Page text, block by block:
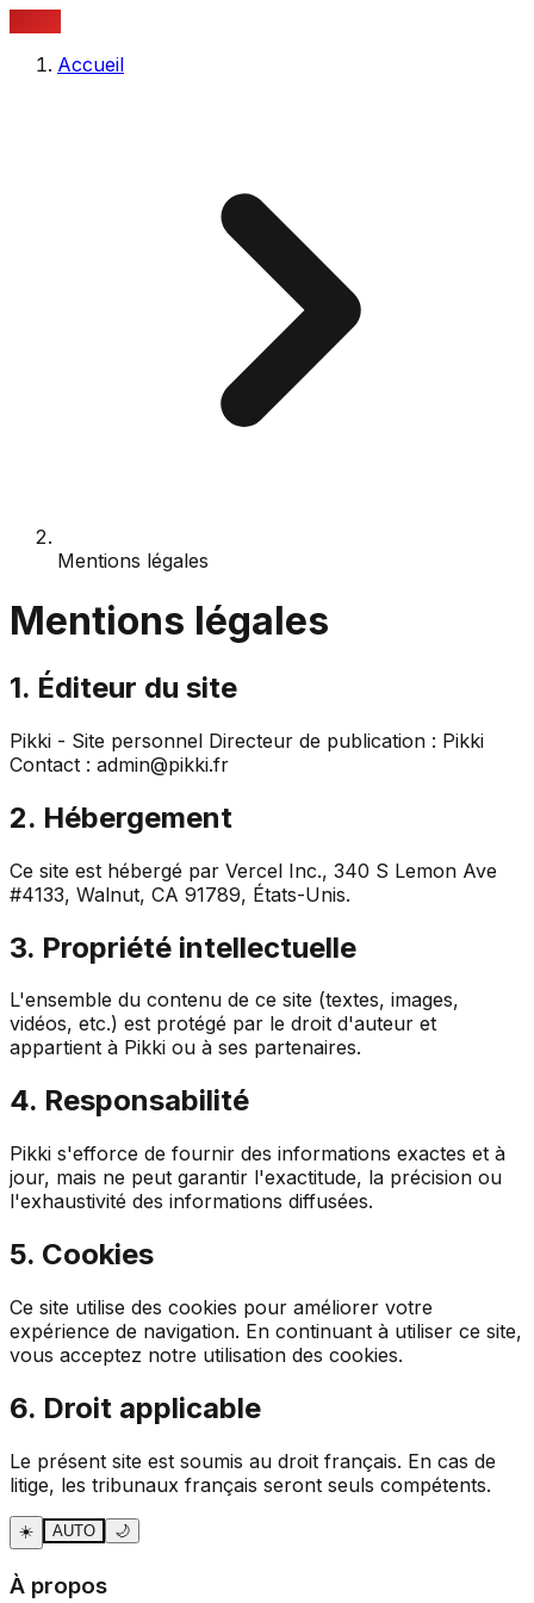
Accueil
Mentions légales
Mentions légales
1. Éditeur du site
Pikki - Site personnel Directeur de publication : Pikki
Contact : admin@pikki.fr
2. Hébergement
Ce site est hébergé par Vercel Inc., 340 S Lemon Ave
#4133, Walnut, CA 91789, États-Unis.
3. Propriété intellectuelle
L'ensemble du contenu de ce site (textes, images,
vidéos, etc.) est protégé par le droit d'auteur et
appartient à Pikki ou à ses partenaires.
4. Responsabilité
Pikki s'efforce de fournir des informations exactes et à
jour, mais ne peut garantir l'exactitude, la précision ou
l'exhaustivité des informations diffusées.
5. Cookies
Ce site utilise des cookies pour améliorer votre
expérience de navigation. En continuant à utiliser ce site,
vous acceptez notre utilisation des cookies.
6. Droit applicable
Le présent site est soumis au droit français. En cas de
litige, les tribunaux français seront seuls compétents.
☀️ AUTO 🌙
À propos